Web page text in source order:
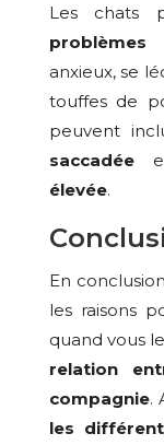
Les chats
anxieux, se
touffes de
peuvent
saccadée
élevée.
En
les raisons
quand vous
relation
compagnie.
les